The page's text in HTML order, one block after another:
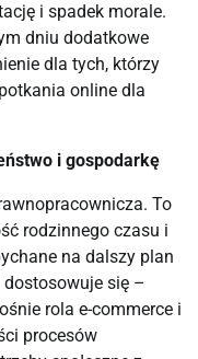
i spadek morale.
dniu dodatkowe
dla tych, którzy
online dla
i gospodarkę
To
rodzinnego czasu i
na dalszy plan
się –
rola e-commerce i
procesów